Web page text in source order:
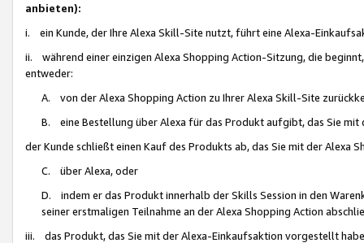
anbieten):
i. ein Kunde, der Ihre Alexa Skill-Site nutzt, führt eine Alexa-
ii. während einer einzigen Alexa Shopping Action-Sitzung, die
entweder:
A. von der Alexa Shopping Action zu Ihrer Alexa Skill-Site
B. eine Bestellung über Alexa für das Produkt aufgibt, das Sie mit
der Kunde schließt einen Kauf des Produkts ab, das Sie mit der Alexa
C. über Alexa, oder
D. indem er das Produkt innerhalb der Skills Session in den
seiner erstmaligen Teilnahme an der Alexa Shopping Action
iii. das Produkt, das Sie mit der Alexa-Einkaufsaktion vorgestellt